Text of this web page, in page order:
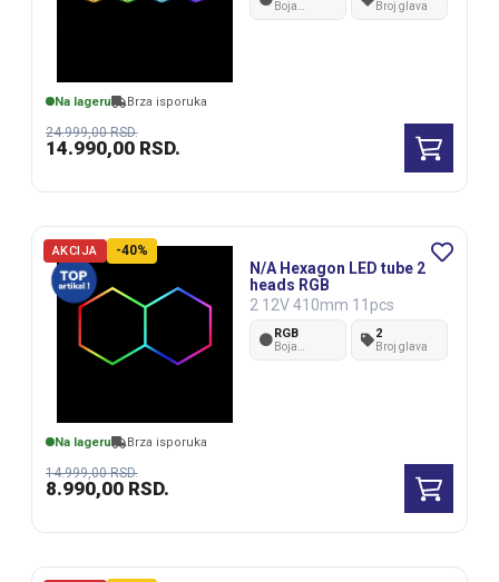
Na lageru Brza isporuka
24.999,00RSD.
14.990,00 RSD.
Boja
Broj glava
AKCIJA -40%
Na lageru Brza isporuka
14.999,00RSD.
8.990,00 RSD.
N/A Hexagon LED tube 2
heads RGB
2 12V 410mm 11pcs
RGB
Boja
2
Broj glava